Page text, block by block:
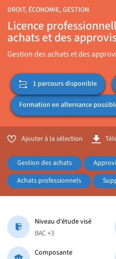
DROIT, ÉCONOMIE, GESTION
Licence
achats et des
Gestion des achats et des
1 parcours disponible
Formation en alternance
Ajouter à la sélection
Gestion des achats
Achats professionnels
Niveau d'étude visé
BAC +3
Composante